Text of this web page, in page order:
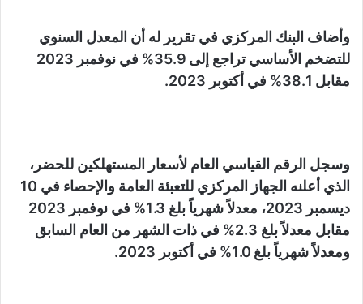
وأضاف البنك المركزي في تقرير له أن المعدل السنوي
للتضخم الأساسي تراجع إلى 35.9% في نوفمبر 2023
مقابل 38.1% في أكتوبر 2023.
وسجل الرقم القياسي العام لأسعار المستهلكين للحضر،
الذي أعلنه الجهاز المركزي للتعبئة العامة والإحصاء في 10
ديسمبر 2023، معدلاً شهرياً بلغ 1.3% في نوفمبر 2023
مقابل معدلاً بلغ 2.3% في ذات الشهر من العام السابق
ومعدلاً شهرياً بلغ 1.0% في أكتوبر 2023.